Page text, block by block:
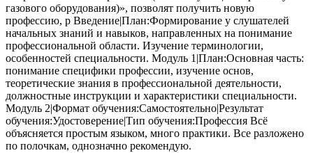
газового оборудования)», позволят получить новую
профессию, р Введение|План:Формирование у слушателей
начальных знаний и навыков, направленных на понимание
профессиональной области. Изучение терминологии,
особенностей специальности. Модуль 1|План:Основная часть:
понимание специфики профессии, изучение основ,
теоретические знания в профессиональной деятельности,
должностные инструкции и характеристики специальности.
Модуль 2|Формат обучения:Самостоятельно|Результат
обучения:Удостоверение|Тип обучения:Профессия Всё
объясняется простым языком, много практики. Все разложено
по полочкам, однозначно рекомендую.